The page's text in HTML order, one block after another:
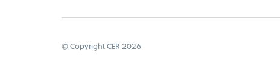
© Copyright CER 2026